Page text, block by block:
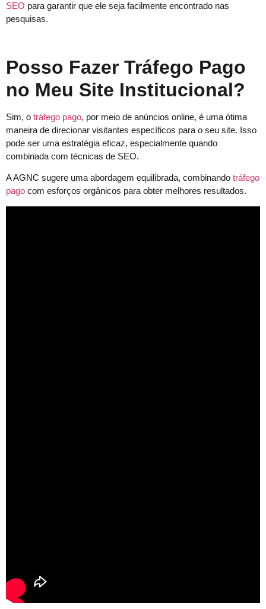
SEO para garantir que ele seja facilmente encontrado nas
pesquisas.
Posso Fazer Tráfego Pago
no Meu Site Institucional?
Sim, o tráfego pago, por meio de anúncios online, é uma ótima
maneira de direcionar visitantes específicos para o seu site. Isso
pode ser uma estratégia eficaz, especialmente quando
combinada com técnicas de SEO.
A AGNC sugere uma abordagem equilibrada, combinando tráfego
pago com esforços orgânicos para obter melhores resultados.